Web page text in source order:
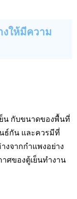
งให้มีความ
น กับขนาดของพื้นที่
ธ์กัน และควรมีที่
งจากกำแพงอย่าง
ศของตู้เย็นทำงาน